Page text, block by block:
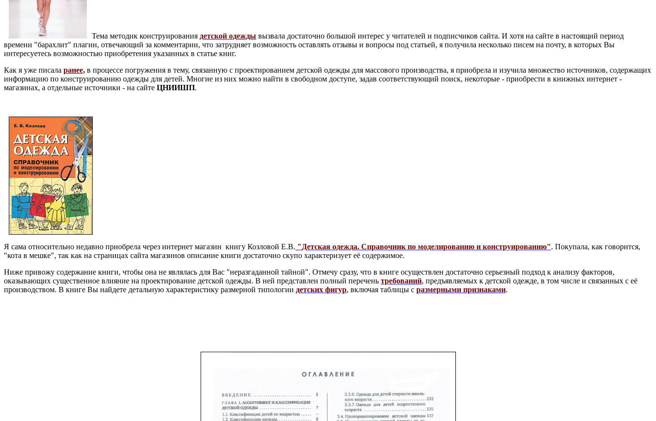
Тема методик конструирования детской одежды вызвала достаточно большой интерес у читателей и подписчиков сайта. И хотя на сайте в настоящий период
времени "барахлит" плагин, отвечающий за комментарии, что затрудняет возможность оставлять отзывы и вопросы под статьей, я получила несколько писем на почту, в которых Вы
интересуетесь возможностью приобретения указанных в статье книг.
Как я уже писала ранее, в процессе погружения в тему, связанную с проектированием детской одежды для массового производства, я приобрела и изучила множество источников, содержащих
информацию по конструированию одежды для детей. Многие из них можно найти в свободном доступе, задав соответствующий поиск, некоторые - приобрести в книжных интернет -
магазинах, а отдельные источники - на сайте ЦНИИШП.
Я сама относительно недавно приобрела через интернет магазин книгу Козловой Е.В. "Детская одежда. Справочник по моделированию и конструированию". Покупала, как говорится,
"кота в мешке", так как на страницах сайта магазинов описание книги достаточно скупо характеризует её содержимое.
Ниже привожу содержание книги, чтобы она не являлась для Вас "неразгаданной тайной". Отмечу сразу, что в книге осуществлен достаточно серьезный подход к анализу факторов,
оказывающих существенное влияние на проектирование детской одежды. В ней представлен полный перечень требований, предъявляемых к детской одежде, в том числе и связанных с её
производством. В книге Вы найдете детальную характеристику размерной типологии детских фигур, включая таблицы с размерными признаками.